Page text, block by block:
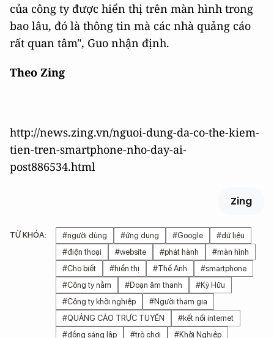
của công ty được hiển thị trên màn hình trong
bao lâu, đó là thông tin mà các nhà quảng cáo
rất quan tâm", Guo nhận định.
Theo Zing
http://news.zing.vn/nguoi-dung-da-co-the-kiem-
tien-tren-smartphone-nho-day-ai-
post886534.html
Zing
TỪ KHÓA: #người dùng #ứng dụng #Google
#dữ liệu
#điện thoại
#website #phát hành
#màn hình
#Cho biết
#hiển thị #Thế Anh
#smartphone
#Công ty nằm
#Đoạn âm thanh
#Kỳ Hữu
#Công ty khởi nghiệp
#Người tham gia
#QUẢNG CÁO TRỰC TUYẾN
#kết nối internet
#đồng sáng lập
#trò chơi #Khởi Nghiệp